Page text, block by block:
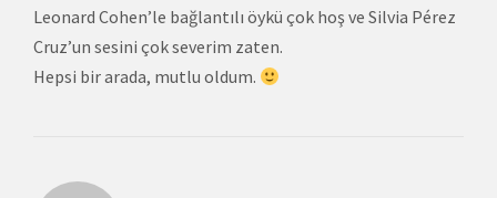
Leonard Cohen’le bağlantılı öykü çok hoş ve Silvia Pérez
Cruz’un sesini çok severim zaten.
Hepsi bir arada, mutlu oldum.